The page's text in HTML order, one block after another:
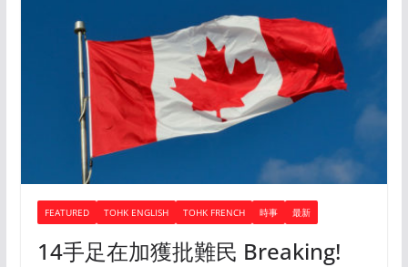
FEATURED TOHK ENGLISH TOHK FRENCH 時事 最新
14手足在加獲批難民 Breaking!